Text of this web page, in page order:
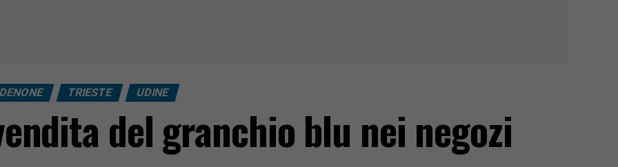
TRIESTE UDINE
del granchio blu nei negozi